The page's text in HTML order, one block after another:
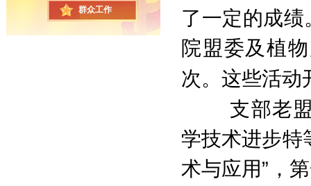
群众工作
了一定的成
院盟委及植
次。这些活动
支部老
学技术进步特
术与应用”，